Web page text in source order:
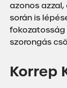
azonos azzal,
során is
szorongás
Korrep